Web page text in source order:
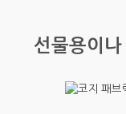
선물용이